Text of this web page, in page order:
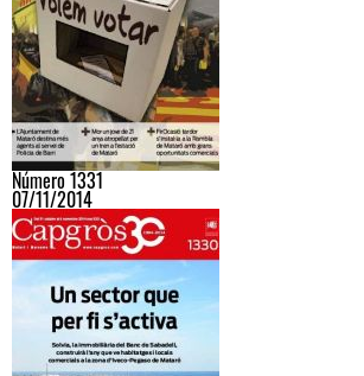
Número 1331
07/11/2014